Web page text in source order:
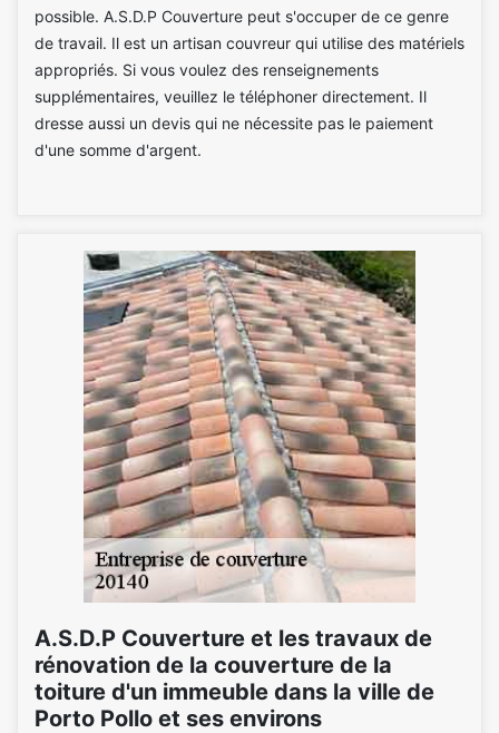
possible. A.S.D.P Couverture peut s'occuper de ce genre
de travail. Il est un artisan couvreur qui utilise des matériels
appropriés. Si vous voulez des renseignements
supplémentaires, veuillez le téléphoner directement. Il
dresse aussi un devis qui ne nécessite pas le paiement
d'une somme d'argent.
A.S.D.P Couverture et les travaux de
rénovation de la couverture de la
toiture d'un immeuble dans la ville de
Porto Pollo et ses environs